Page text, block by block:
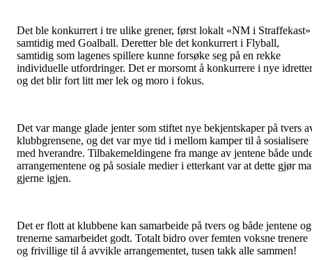
Det ble konkurrert i tre ulike grener, først lokalt «NM i Straffekast»
samtidig med Goalball. Deretter ble det konkurrert i Flyball,
samtidig som lagenes spillere kunne forsøke seg på en rekke
individuelle utfordringer. Det er morsomt å konkurrere i nye idretter
og det blir fort litt mer lek og moro i fokus.
Det var mange glade jenter som stiftet nye bekjentskaper på tvers
klubbgrensene, og det var mye tid i mellom kamper til å sosialisere
med hverandre. Tilbakemeldingene fra mange av jentene både
arrangementene og på sosiale medier i etterkant var at dette gjør
gjerne igjen.
Det er flott at klubbene kan samarbeide på tvers og både jentene og
trenerne samarbeidet godt. Totalt bidro over femten voksne trenere
og frivillige til å avvikle arrangementet, tusen takk alle sammen!